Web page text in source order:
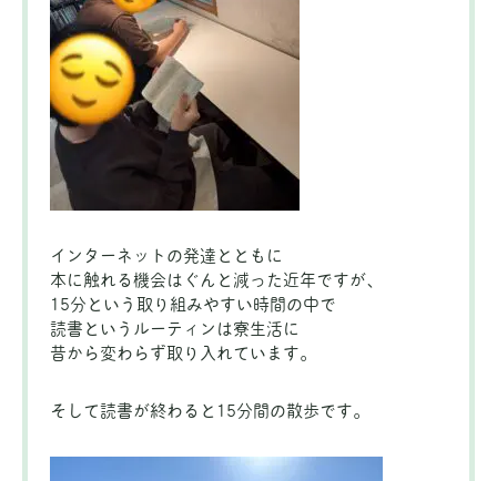
インターネットの発達とともに
本に触れる機会はぐんと減った近年ですが、
15分という取り組みやすい時間の中で
読書というルーティンは寮生活に
昔から変わらず取り入れています。
そして読書が終わると15分間の散歩です。